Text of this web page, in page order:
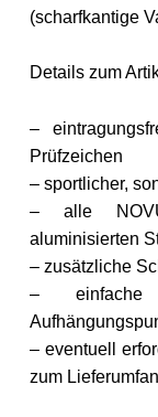
(scharfkantige
Details zum
–
Prüfzeichen
– sportlicher,
– alle
aluminisierten
– zusätzliche
–
– eventuell
zum